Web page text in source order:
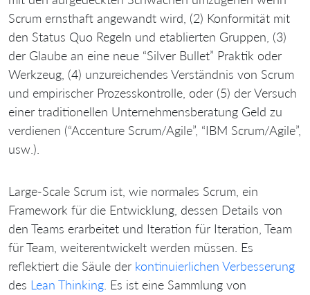
Scrum ernsthaft angewandt wird, (2) Konformität mit
den Status Quo Regeln und etablierten Gruppen, (3)
der Glaube an eine neue “Silver Bullet” Praktik oder
Werkzeug, (4) unzureichendes Verständnis von Scrum
und empirischer Prozesskontrolle, oder (5) der Versuch
einer traditionellen Unternehmensberatung Geld zu
verdienen (“Accenture Scrum/Agile”, “IBM Scrum/Agile”,
usw.).
Large-Scale Scrum ist, wie normales Scrum, ein
Framework für die Entwicklung, dessen Details von
den Teams erarbeitet und Iteration für Iteration, Team
für Team, weiterentwickelt werden müssen. Es
reflektiert die Säule der kontinuierlichen Verbesserung
des Lean Thinking . Es ist eine Sammlung von